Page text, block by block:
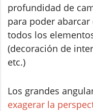
profundidad de
para poder
todos los
(decoración de
etc.)
Los grandes
exagerar la